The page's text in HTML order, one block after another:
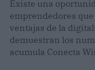
Existe una
emprendedores
ventajas de la
demuestran los
acumula Conecta